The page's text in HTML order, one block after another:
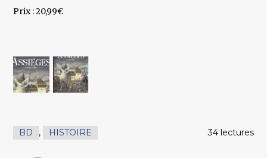
Prix : 20,99€
BD , HISTOIRE 34 lectures